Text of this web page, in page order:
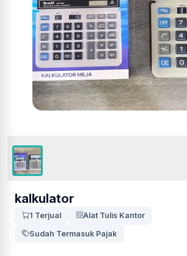
kalkulator
1 Terjual
Alat Tulis Kantor
Sudah Termasuk Pajak